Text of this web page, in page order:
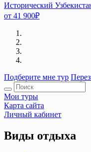
Исторический
от 41 900₽
Подберите мне тур
Мои туры
Карта сайта
Личный кабинет
Виды отдыха